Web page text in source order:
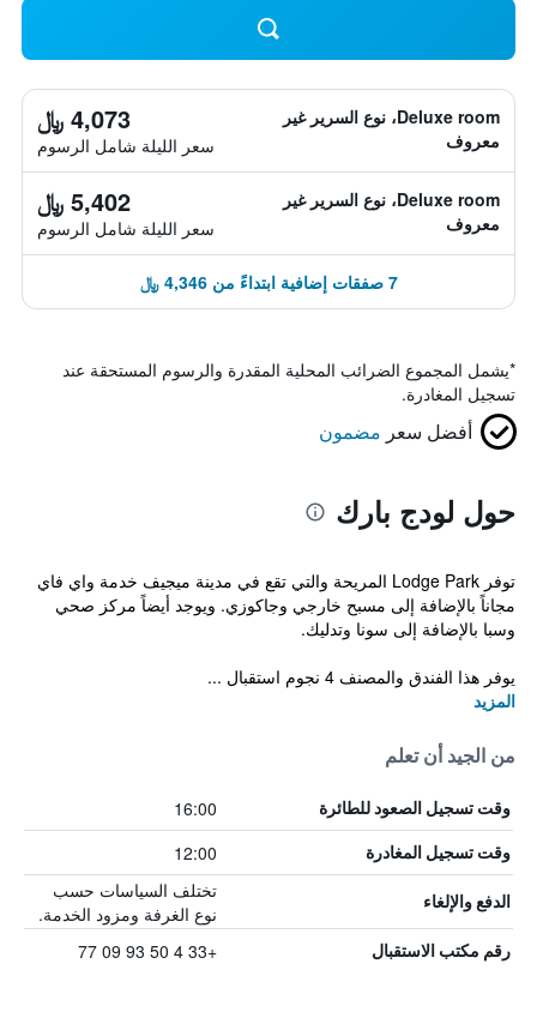
Deluxe room، نوع السرير غير
معروف
4,073 ﷼
سعر الليلة شامل الرسوم
Deluxe room، نوع السرير غير
معروف
5,402 ﷼
سعر الليلة شامل الرسوم
7 صفقات إضافية ابتداءً من 4,346 ﷼
*يشمل المجموع الضرائب المحلية المقدرة والرسوم المستحقة عند
تسجيل المغادرة.
أفضل سعر مضمون
حول لودج بارك
توفر Lodge Park المريحة والتي تقع في مدينة ميجيف خدمة واي فاي
مجاناً بالإضافة إلى مسبح خارجي وجاكوزي. ويوجد أيضاً مركز صحي
وسبا بالإضافة إلى سونا وتدليك.
يوفر هذا الفندق والمصنف 4 نجوم استقبال ...
المزيد
من الجيد أن تعلم
وقت تسجيل الصعود للطائرة 16:00
وقت تسجيل المغادرة 12:00
الدفع والإلغاء
تختلف السياسات حسب
نوع الغرفة ومزود الخدمة.
رقم مكتب الاستقبال +33 4 50 93 09 77